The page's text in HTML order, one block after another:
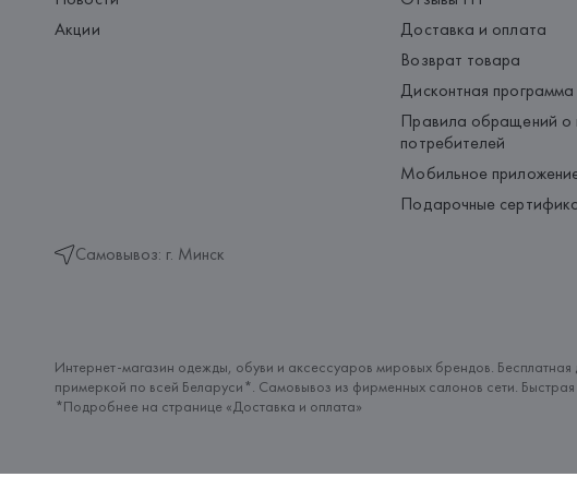
Акции
Самовывоз: г. Минск
Доставка и оплата
Возврат товара
Дисконтная программа
Правила обращений о
потребителей
Мобильное
Подарочные
Интернет-магазин одежды, обуви и аксессуаров мировых брендов. Бесплатная
примеркой по всей Беларуси*. Самовывоз из фирменных салонов сети.
*Подробнее на странице «Доставка и оплата»